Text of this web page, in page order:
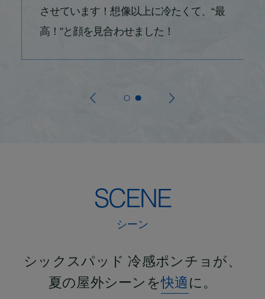
こそ、暑さ対策が本当に大事。移動中や
トレーニングにも使えて、夏のストレス
させています！想像以上に冷たくて、“最
高！”と顔を見合わせました！
SCENE
シーン
シックスパッド 冷感ポンチョが、
夏の屋外シーンを快適に。